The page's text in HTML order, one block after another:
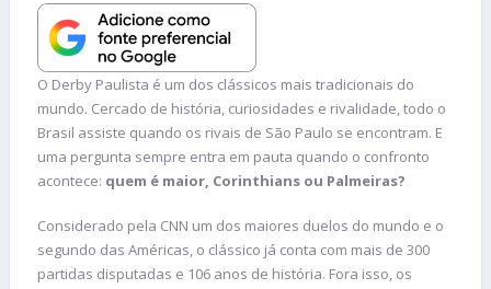
O Derby Paulista é um dos clássicos mais tradicionais do
mundo. Cercado de história, curiosidades e rivalidade, todo o
Brasil assiste quando os rivais de São Paulo se encontram. E
uma pergunta sempre entra em pauta quando o confronto
acontece: quem é maior, Corinthians ou Palmeiras?
Considerado pela CNN um dos maiores duelos do mundo e o
segundo das Américas, o clássico já conta com mais de 300
partidas disputadas e 106 anos de história. Fora isso, os